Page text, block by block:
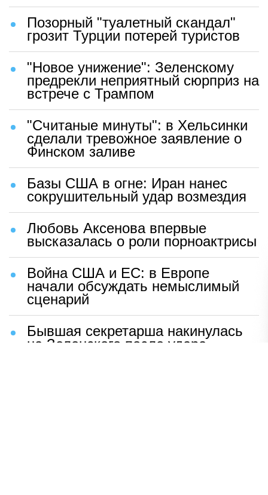
Позорный "туалетный скандал"
грозит Турции потерей туристов
"Новое унижение": Зеленскому
предрекли неприятный сюрприз на
встрече с Трампом
"Считаные минуты": в Хельсинки
сделали тревожное заявление о
Финском заливе
Базы США в огне: Иран нанес
сокрушительный удар возмездия
Любовь Аксенова впервые
высказалась о роли порноактрисы
Война США и ЕС: в Европе
начали обсуждать немыслимый
сценарий
Бывшая секретарша накинулась
на Зеленского после удара